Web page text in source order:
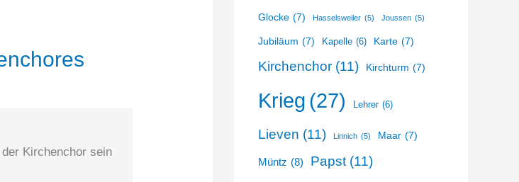
Kirchenchor sein
Glocke (7) Hasselsweiler (5) Joussen (5)
Jubiläum (7) Kapelle (6) Karte (7)
Kirchenchor (11) Kirchturm (7)
Krieg (27) Lehrer (6)
Lieven (11) Linnich (5) Maar (7)
Müntz (8) Papst (11)